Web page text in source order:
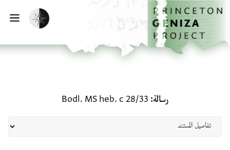
إلى المحتوى الرئيسي
الرئيسية
تفعيل الوضع المظلم
رسالة Bodl. MS heb. c 28/33